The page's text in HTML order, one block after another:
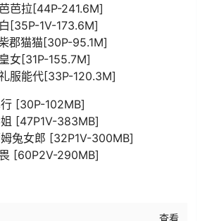
芭拉[44P-241.6M]
[35P-1V-173.6M]
郡猫猫[30P-95.1M]
女[31P-155.7M]
服能代[33P-120.3M]
[30P-102MB]
[47P1V-383MB]
兔女郎 [32P1V-300MB]
[60P2V-290MB]
查看